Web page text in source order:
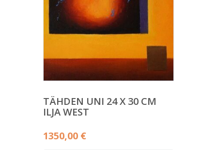
TÄHDEN UNI 24 X 30 CM
ILJA WEST
1350,00 €